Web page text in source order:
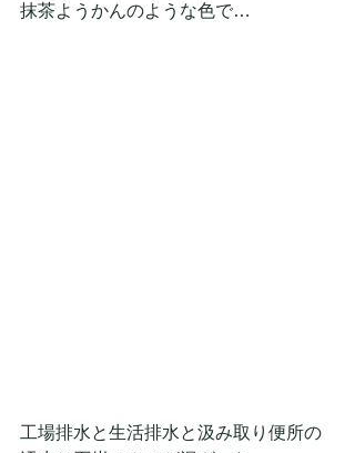
抹茶ようかんのような色で…
工場排水と生活排水と汲み取り便所の